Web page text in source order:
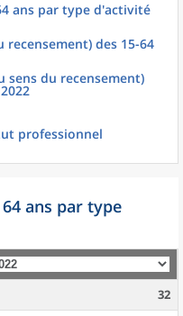
ans par type d'activité
recensement) des 15-64
sens du recensement)
professionnel
ans par type
32